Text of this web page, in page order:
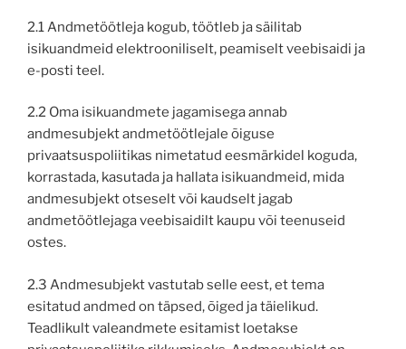
2.1 Andmetöötleja kogub, töötleb ja säilitab
isikuandmeid elektrooniliselt, peamiselt veebisaidi ja
e-posti teel.
2.2 Oma isikuandmete jagamisega annab
andmesubjekt andmetöötlejale õiguse
privaatsuspoliitikas nimetatud eesmärkidel koguda,
korrastada, kasutada ja hallata isikuandmeid, mida
andmesubjekt otseselt või kaudselt jagab
andmetöötlejaga veebisaidilt kaupu või teenuseid
ostes.
2.3 Andmesubjekt vastutab selle eest, et tema
esitatud andmed on täpsed, õiged ja täielikud.
Teadlikult valeandmete esitamist loetakse